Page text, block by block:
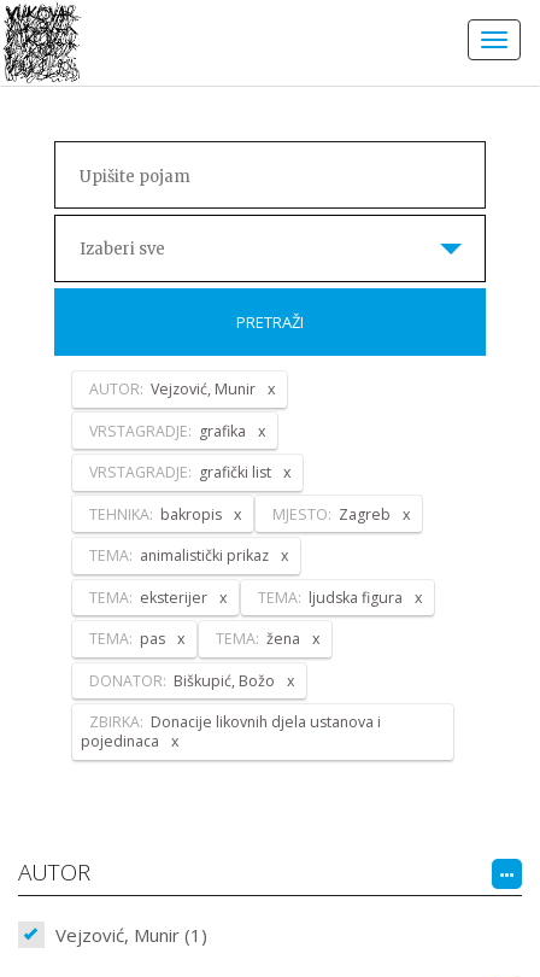
Izaberi sve
PRETRAŽI
AUTOR: Vejzović, Munir
VRSTAGRADJE: grafika
VRSTAGRADJE: grafički list
TEHNIKA: bakropis MJESTO: Zagreb
TEMA: animalistički prikaz
TEMA: eksterijer TEMA: ljudska figura
TEMA: pas TEMA: žena
DONATOR: Biškupić, Božo
ZBIRKA: Donacije likovnih djela ustanova i
pojedinaca
AUTOR
Vejzović, Munir (1)